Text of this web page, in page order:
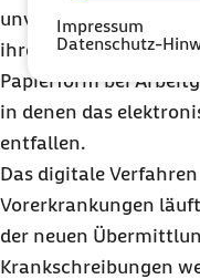
Impressum
Datenschutz-
unverzüglich
ihrer
Papierform bei
in denen das
entfallen.
Das digitale
Vorerkrankungen
der neuen
Krankschreibungen